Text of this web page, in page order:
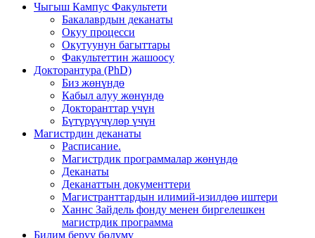
Чыгыш Кампус Факультети
Бакалаврдын деканаты
Окуу процесси
Окутуунун багыттары
Факультеттин жашоосу
Докторантура (PhD)
Биз жөнүндө
Кабыл алуу жөнүндө
Докторанттар үчүн
Бүтүрүүчүлөр үчүн
Магистрдин деканаты
Расписание.
Магистрдик программалар жөнүндө
Деканаты
Деканаттын документтери
Магистранттардын илимий-изилдөө иштери
Ханнс Зайдель фонду менен биргелешкен
магистрдик программа
Билим берүү бөлүмү